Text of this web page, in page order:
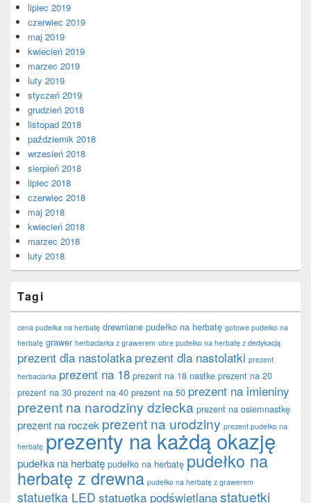
lipiec 2019
czerwiec 2019
maj 2019
kwiecień 2019
marzec 2019
luty 2019
styczeń 2019
grudzień 2018
listopad 2018
październik 2018
wrzesień 2018
sierpień 2018
lipiec 2018
czerwiec 2018
maj 2018
kwiecień 2018
marzec 2018
luty 2018
Tagi
cena pudełka na herbatę drewniane pudełko na herbatę gotowe pudełko na
herbatę grawer herbaciarka z grawerem obre pudełko na herbatę z dedykacją
prezent dla nastolatka prezent dla nastolatki prezent
herbaciarka prezent na 18 prezent na 18 nastke prezent na 20
prezent na 30 prezent na 40 prezent na 50 prezent na imieniny
prezent na narodziny dziecka prezent na osiemnastkę
prezent na roczek prezent na urodziny prezent pudełko na
herbatę prezenty na każdą okazję
pudełka na herbatę pudełko na herbatę pudełko na
herbatę z drewna pudełko na herbatę z grawerem
statuetka LED statuetka podświetlanastatuetki